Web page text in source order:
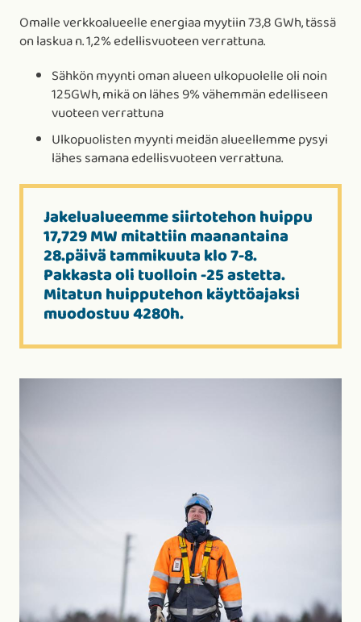
Omalle verkkoalueelle energiaa myytiin 73,8 GWh, tässä
on laskua n. 1,2% edellisvuoteen verrattuna.
Sähkön myynti oman alueen ulkopuolelle oli noin
125GWh, mikä on lähes 9% vähemmän edelliseen
vuoteen verrattuna
Ulkopuolisten myynti meidän alueellemme pysyi
lähes samana edellisvuoteen verrattuna.
Jakelualueemme siirtotehon huippu
17,729 MW mitattiin maanantaina
28.päivä tammikuuta klo 7-8.
Pakkasta oli tuolloin -25 astetta.
Mitatun huipputehon käyttöajaksi
muodostuu 4280h.